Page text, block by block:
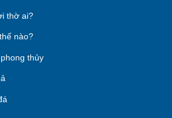
thờ ai?
nào?
thủy